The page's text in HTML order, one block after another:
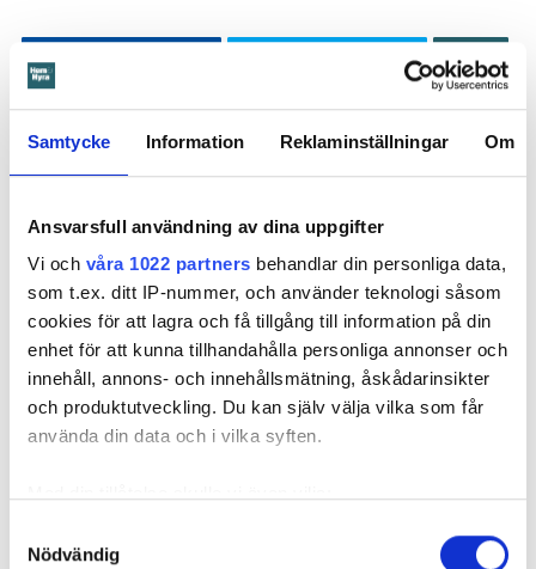
Samtycke Information Reklaminställningar Om
Ansvarsfull användning av dina uppgifter
Vi och våra 1022 partners behandlar din personliga data,
som t.ex. ditt IP-nummer, och använder teknologi såsom
cookies för att lagra och få tillgång till information på din
enhet för att kunna tillhandahålla personliga annonser och
innehåll, annons- och innehållsmätning, åskådarinsikter
och produktutveckling. Du kan själv välja vilka som får
använda din data och i vilka syften.
som kan ha en noggrannhet på upp till flera meter
Nödvändig
Hyresgästen har bott i lägenheten i skånska Båstad sedan
1995 men måste nu flytta sedan hans kontrakt prövats både
Skada upptäcktes av hantverkare
Det var när hyresvärdens hantverkare skulle byta ett
duschmunstycke under hösten förra året som en spricka i
plastmattan på väggen i duschen upptäcktes. Strax efter
detta lät värden ett företag göra en besiktning av
badrummet. Då upptäcktes att vatten läckt från den trasiga
svetsskarven under en längre tid och orsakat omfattande
vattenskador.
kallade vårdplikt (se faktaruta). Eftersom han inte gick med